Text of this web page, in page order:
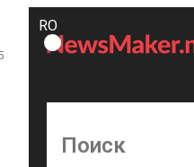
ROMÂNĂ
RU
Поддержать
NM